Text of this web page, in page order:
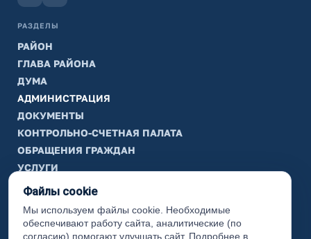
РАЗДЕЛЫ
РАЙОН
ГЛАВА РАЙОНА
ДУМА
АДМИНИСТРАЦИЯ
ДОКУМЕНТЫ
КОНТРОЛЬНО-СЧЕТНАЯ ПАЛАТА
ОБРАЩЕНИЯ ГРАЖДАН
УСЛУГИ
ТИК
ИНФОРМАЦИЯ
Законодательная карта
Файлы cookie
Мы используем файлы cookie. Необходимые
обеспечивают работу сайта, аналитические (по
согласию) помогают улучшать сайт. Подробнее в